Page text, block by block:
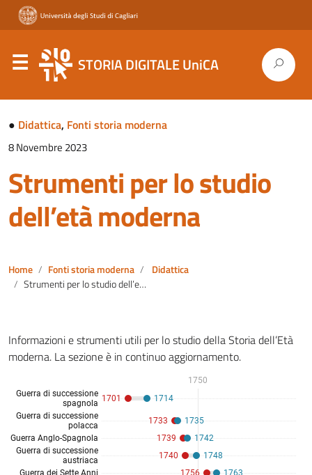
STORIA DIGITALE UniCA
● Didattica, Fonti storia moderna
8 Novembre 2023
Strumenti per lo studio
dell’età moderna
Home Fonti storia moderna
Didattica
Strumenti per lo studio dell’età moderna
Informazioni e strumenti utili per lo studio della Storia dell’Età
moderna. La sezione è in continuo aggiornamento.